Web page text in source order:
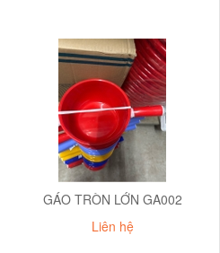
GÁO TRÒN LỚN GA002
Liên hệ